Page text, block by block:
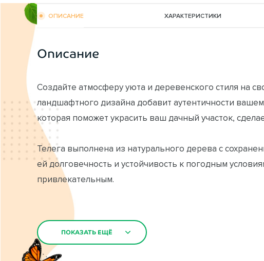
ОПИСАНИЕ ХАРАКТЕРИСТИКИ
Описание
Создайте атмосферу уюта и деревенского стиля на
ландшафтного дизайна добавит аутентичности
которая поможет украсить ваш дачный участок,
Телега выполнена из натурального дерева с
ей долговечность и устойчивость к погодным
привлекательным.
Такую телегу можно украсить цветами,
прекрасным дополнением к ландшафтному дизайну,
Закажите декоративную деревянную телегу и
ПОКАЗАТЬ ЕЩЁ